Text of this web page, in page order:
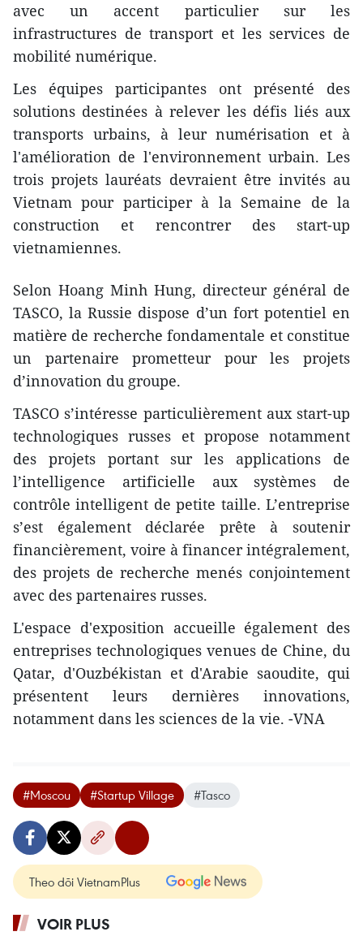
avec un accent particulier sur les
infrastructures de transport et les services de
mobilité numérique.
Les équipes participantes ont présenté des
solutions destinées à relever les défis liés aux
transports urbains, à leur numérisation et à
l'amélioration de l'environnement urbain. Les
trois projets lauréats devraient être invités au
Vietnam pour participer à la Semaine de la
construction et rencontrer des start-up
vietnamiennes.
Selon Hoang Minh Hung, directeur général de
TASCO, la Russie dispose d’un fort potentiel en
matière de recherche fondamentale et constitue
un partenaire prometteur pour les projets
d’innovation du groupe.
TASCO s’intéresse particulièrement aux start-up
technologiques russes et propose notamment
des projets portant sur les applications de
l’intelligence artificielle aux systèmes de
contrôle intelligent de petite taille. L’entreprise
s’est également déclarée prête à soutenir
financièrement, voire à financer intégralement,
des projets de recherche menés conjointement
avec des partenaires russes.
L'espace d'exposition accueille également des
entreprises technologiques venues de Chine, du
Qatar, d'Ouzbékistan et d'Arabie saoudite, qui
présentent leurs dernières innovations,
notamment dans les sciences de la vie. -VNA
#Moscou #Startup Village #Tasco
Theo dõi VietnamPlus
VOIR PLUS